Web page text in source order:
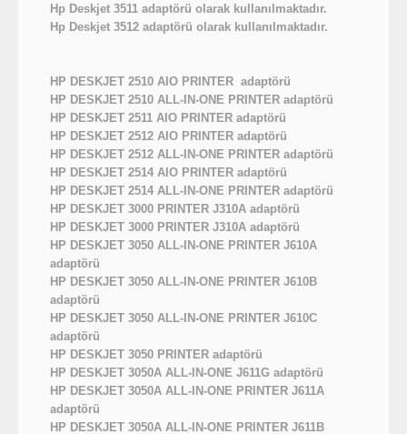
Hp Deskjet 3511 adaptörü olarak kullanılmaktadır.
Hp Deskjet 3512 adaptörü olarak kullanılmaktadır.
HP DESKJET 2510 AIO PRINTER adaptörü
HP DESKJET 2510 ALL-IN-ONE PRINTER adaptörü
HP DESKJET 2511 AIO PRINTER adaptörü
HP DESKJET 2512 AIO PRINTER adaptörü
HP DESKJET 2512 ALL-IN-ONE PRINTER adaptörü
HP DESKJET 2514 AIO PRINTER adaptörü
HP DESKJET 2514 ALL-IN-ONE PRINTER adaptörü
HP DESKJET 3000 PRINTER J310A adaptörü
HP DESKJET 3000 PRINTER J310A adaptörü
HP DESKJET 3050 ALL-IN-ONE PRINTER J610A
adaptörü
HP DESKJET 3050 ALL-IN-ONE PRINTER J610B
adaptörü
HP DESKJET 3050 ALL-IN-ONE PRINTER J610C
adaptörü
HP DESKJET 3050 PRINTER adaptörü
HP DESKJET 3050A ALL-IN-ONE J611G adaptörü
HP DESKJET 3050A ALL-IN-ONE PRINTER J611A
adaptörü
HP DESKJET 3050A ALL-IN-ONE PRINTER J611B